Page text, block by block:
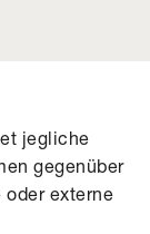
jegliche
gegenüber
oder externe